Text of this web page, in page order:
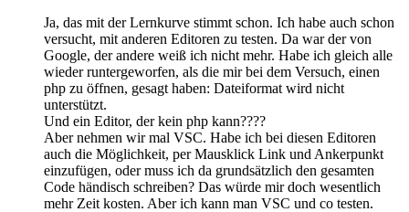
Ja, das mit der Lernkurve stimmt schon. Ich habe auch schon
versucht, mit anderen Editoren zu testen. Da war der von
Google, der andere weiß ich nicht mehr. Habe ich gleich alle
wieder runtergeworfen, als die mir bei dem Versuch, einen
php zu öffnen, gesagt haben: Dateiformat wird nicht
unterstützt.
Und ein Editor, der kein php kann????
Aber nehmen wir mal VSC. Habe ich bei diesen Editoren
auch die Möglichkeit, per Mausklick Link und Ankerpunkt
einzufügen, oder muss ich da grundsätzlich den gesamten
Code händisch schreiben? Das würde mir doch wesentlich
mehr Zeit kosten. Aber ich kann man VSC und co testen.